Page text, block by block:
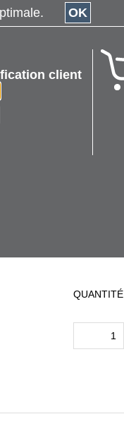
client
QUANTITÉ
optimale. OK